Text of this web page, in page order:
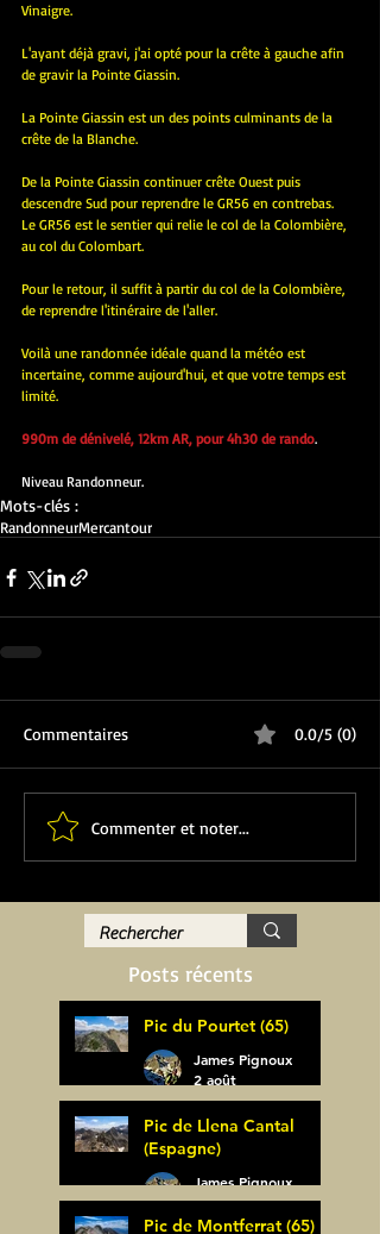
Vinaigre.
L'ayant déjà gravi, j'ai opté pour la crête à gauche afin
de gravir la Pointe Giassin.
La Pointe Giassin est un des points culminants de la
crête de la Blanche.
De la Pointe Giassin continuer crête Ouest puis
descendre Sud pour reprendre le GR56 en contrebas.
Le GR56 est le sentier qui relie le col de la Colombière,
au col du Colombart.
Pour le retour, il suffit à partir du col de la Colombière,
de reprendre l'itinéraire de l'aller.
Voilà une randonnée idéale quand la météo est
incertaine, comme aujourd'hui, et que votre temps est
limité.
990m de dénivelé, 12km AR, pour 4h30 de rando.
Niveau Randonneur.
Mots-clés :
RandonneurMercantour
Commentaires 0.0/5 (0)
Commenter et noter...
Posts récents
Pic du Pourtet (65)
James Pignoux
2 août
Pic de Llena Cantal
(Espagne)
James Pignoux
30 juil.
Pic de Montferrat (65)